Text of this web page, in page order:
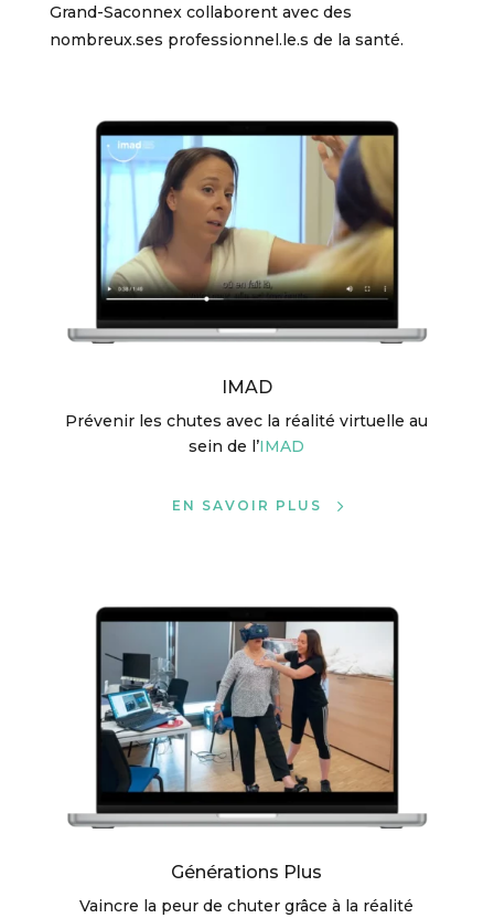
Grand-Saconnex collaborent avec des
nombreux.ses professionnel.le.s de la santé.
IMAD
Prévenir les chutes avec la réalité virtuelle au
sein de l’IMAD
EN SAVOIR PLUS
Générations Plus
Vaincre la peur de chuter grâce à la réalité